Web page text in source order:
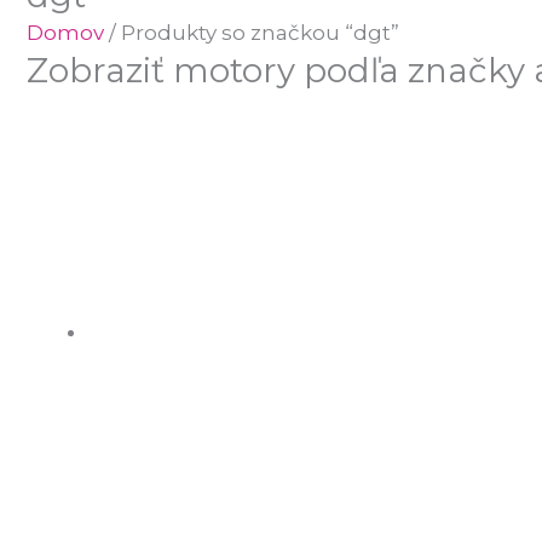
Domov / Produkty so značkou “dgt”
Zobraziť motory podľa značky